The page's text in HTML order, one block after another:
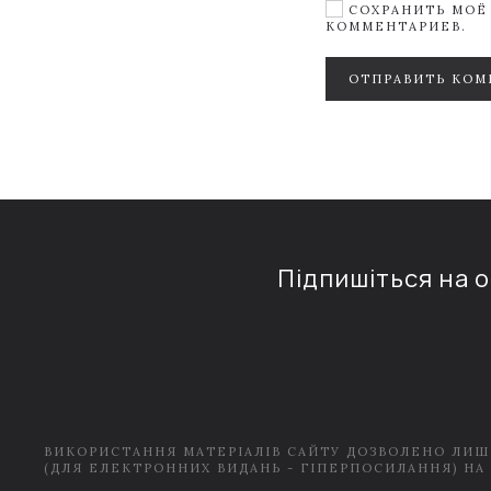
СОХРАНИТЬ МОЁ
КОММЕНТАРИЕВ.
ОТПРАВИТЬ
Підпишіться на
ВИКОРИСТАННЯ МАТЕРІАЛІВ САЙТУ ДОЗВОЛЕНО
(ДЛЯ ЕЛЕКТРОННИХ ВИДАНЬ - ГІПЕРПОСИЛАННЯ) НА